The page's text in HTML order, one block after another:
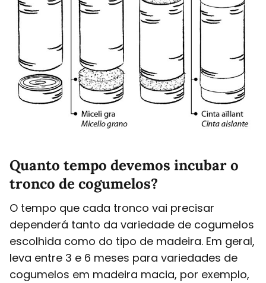
Quanto tempo devemos incubar o
tronco de cogumelos?
O tempo que cada tronco vai precisar
dependerá tanto da variedade de cogumelos
escolhida como do tipo de madeira. Em geral,
leva entre 3 e 6 meses para variedades de
cogumelos em madeira macia, por exemplo,